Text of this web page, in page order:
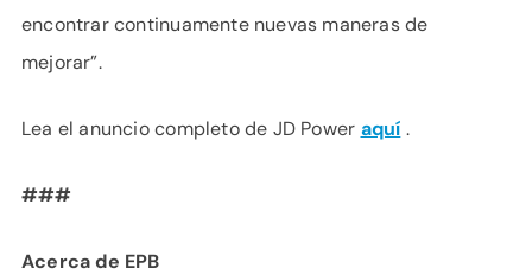
encontrar continuamente nuevas maneras de
mejorar”.
Lea el anuncio completo de JD Power aquí .
###
Acerca de EPB